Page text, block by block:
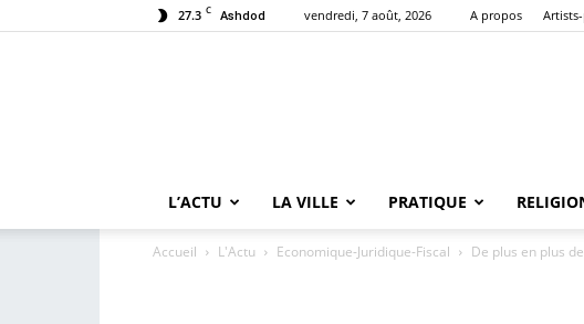
27.3 C Ashdod vendredi, 7 août, 2026 A propos
L’ACTU LA VILLE PRATIQUE
Accueil L'Actu Economique-Juridique-Fiscal De plus en plus